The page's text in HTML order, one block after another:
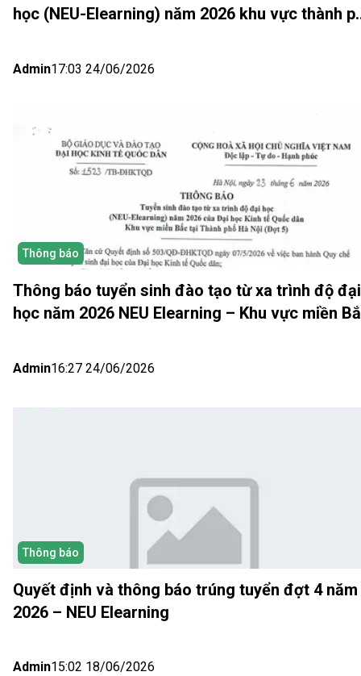
học (NEU-Elearning) năm 2026 khu vực thành
Admin17:03 24/06/2026
Thông báo
Thông báo tuyển sinh đào tạo từ xa trình độ đại
học năm 2026 NEU Elearning – Khu vực miền
Admin16:27 24/06/2026
Thông báo
Quyết định và thông báo trúng tuyển đợt 4 năm
2026 – NEU Elearning
Admin15:02 18/06/2026